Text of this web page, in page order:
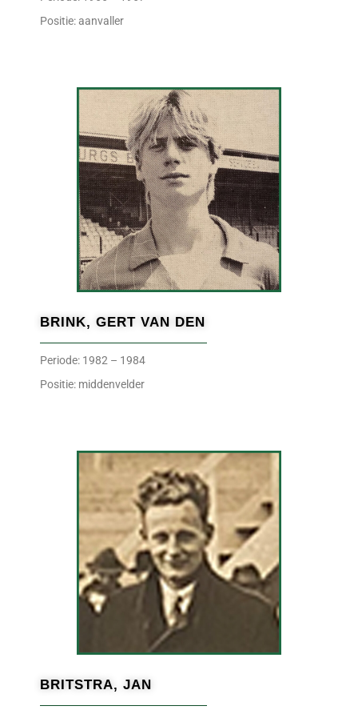
Positie: aanvaller
BRINK, GERT VAN DEN
Periode: 1982 – 1984
Positie: middenvelder
BRITSTRA, JAN